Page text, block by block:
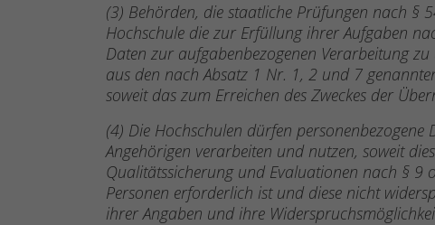
(3) Behörden, die staatliche Prüfungen nach §
Hochschule die zur Erfüllung ihrer Aufgaben
Daten zur aufgabenbezogenen Verarbeitung
aus den nach Absatz 1 Nr. 1, 2 und 7
soweit das zum Erreichen des Zweckes der
(4) Die Hochschulen dürfen
Angehörigen verarbeiten und nutzen, soweit
Qualitätssicherung und Evaluationen nach § 9
Personen erforderlich ist und diese nicht
ihrer Angaben und ihre